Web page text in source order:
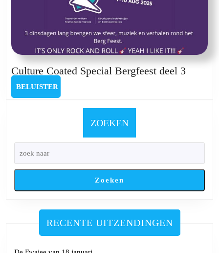
Culture Coated Special Bergfeest deel 3
BELUISTER
ZOEKEN
Zoeken
RECENTE UITZENDINGEN